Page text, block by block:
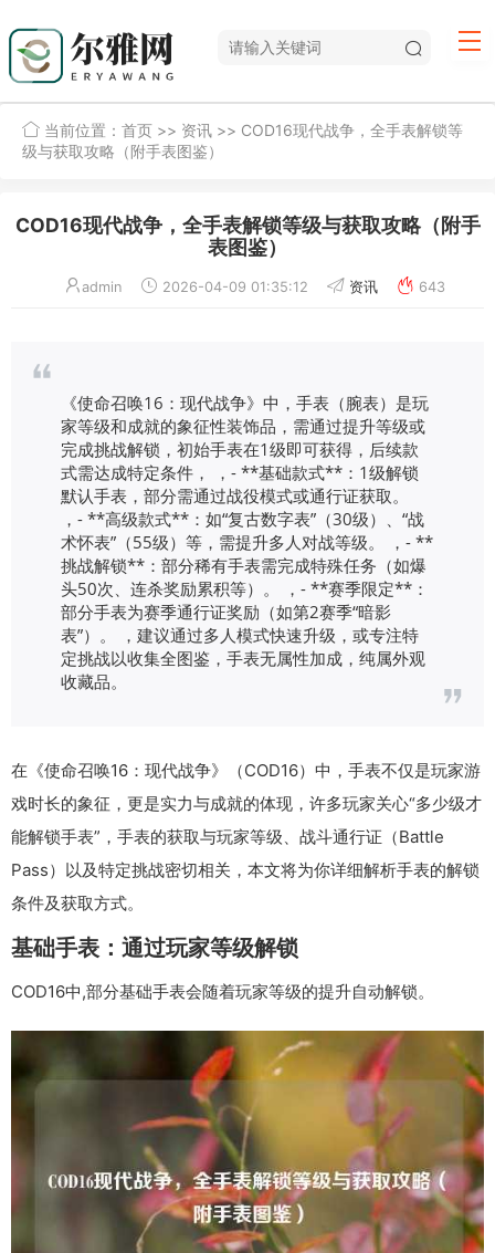
当前位置： 首页 >> 资讯 >> COD16现代战争，全手表解锁等
级与获取攻略（附手表图鉴）
COD16现代战争，全手表解锁等级与获取攻略（附手
表图鉴）
admin 2026-04-09 01:35:12 资讯 643
《使命召唤16：现代战争》中，手表（腕表）是玩
家等级和成就的象征性装饰品，需通过提升等级或
完成挑战解锁，初始手表在1级即可获得，后续款
式需达成特定条件， ，- **基础款式**：1级解锁
默认手表，部分需通过战役模式或通行证获取。
，- **高级款式**：如“复古数字表”（30级）、“战
术怀表”（55级）等，需提升多人对战等级。 ，- **
挑战解锁**：部分稀有手表需完成特殊任务（如爆
头50次、连杀奖励累积等）。 ，- **赛季限定**：
部分手表为赛季通行证奖励（如第2赛季“暗影
表”）。 ，建议通过多人模式快速升级，或专注特
定挑战以收集全图鉴，手表无属性加成，纯属外观
收藏品。
在《使命召唤16：现代战争》（COD16）中，手表不仅是玩家游
戏时长的象征，更是实力与成就的体现，许多玩家关心“多少级才
能解锁手表”，手表的获取与玩家等级、战斗通行证（Battle
Pass）以及特定挑战密切相关，本文将为你详细解析手表的解锁
条件及获取方式。
基础手表：通过玩家等级解锁
COD16中,部分基础手表会随着玩家等级的提升自动解锁。